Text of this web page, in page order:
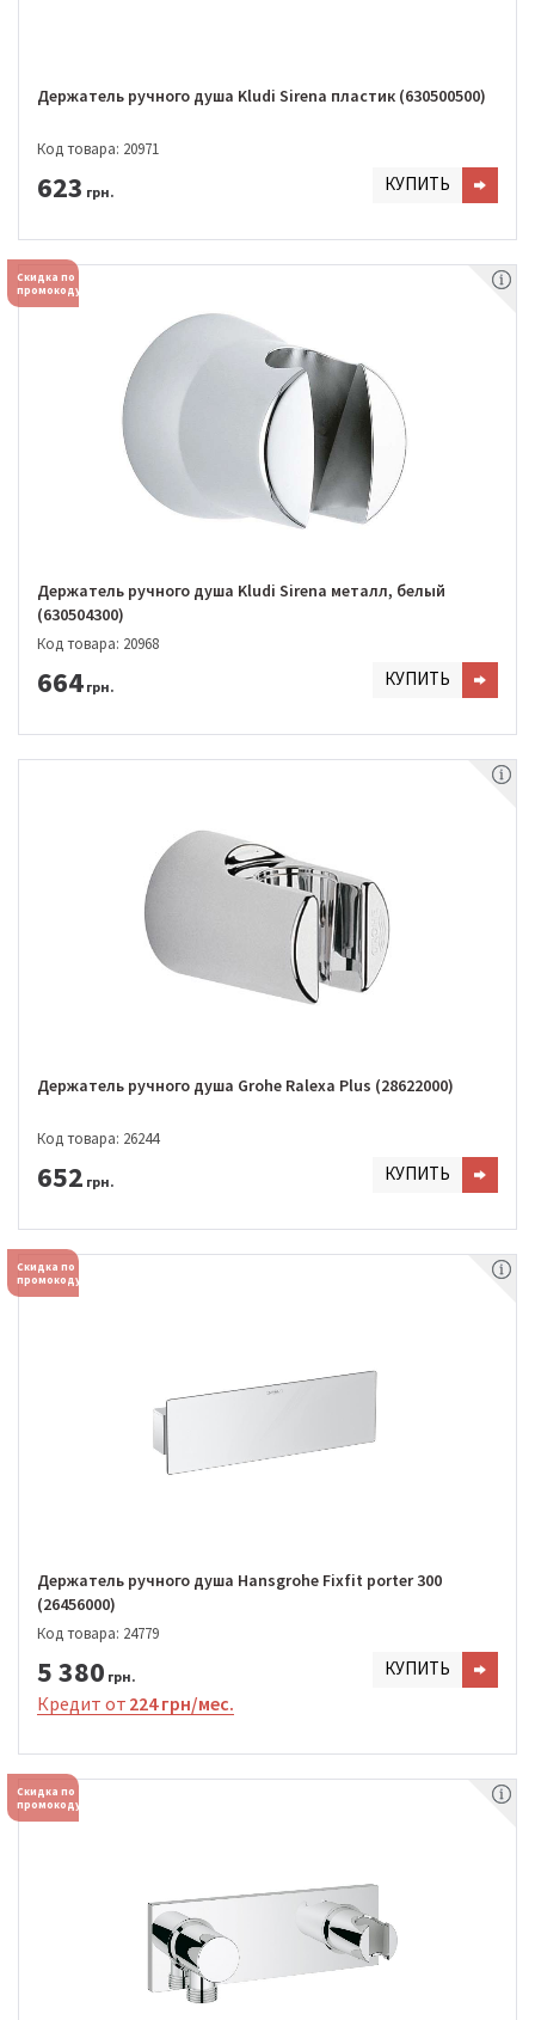
Держатель ручного душа Kludi Sirena пластик (630500500)
Код товара: 20971
623 грн. КУПИТЬ
Скидка по
промокоду
Держатель ручного душа Kludi Sirena металл, белый
(630504300)
Код товара: 20968
664 грн. КУПИТЬ
Держатель ручного душа Grohe Ralexa Plus (28622000)
Код товара: 26244
652 грн. КУПИТЬ
Скидка по
промокоду
Держатель ручного душа Hansgrohe Fixfit porter 300
(26456000)
Код товара: 24779
5 380 грн. КУПИТЬ
Кредит от 224 грн/мес.
Скидка по
промокоду